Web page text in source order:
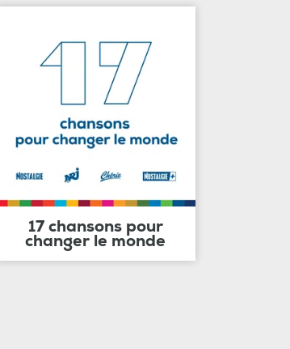
17 chansons pour
changer le monde